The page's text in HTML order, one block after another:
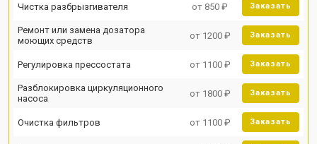
Чистка разбрызгивателя от 850 ₽ Заказать
Ремонт или замена дозатора
моющих средств
от 1200 ₽ Заказать
Регулировка прессостата от 1100 ₽ Заказать
Разблокировка циркуляционного
насоса
от 1800 ₽ Заказать
Очистка фильтров от 1100 ₽ Заказать